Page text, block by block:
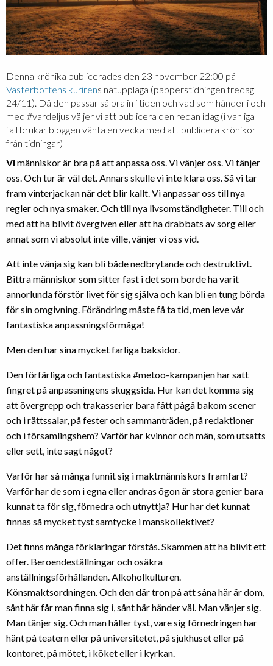
Denna krönika publicerades den 23 november 22:00 på
Västerbottens kurirens nätupplaga (papperstidningen fredag
24/11). Då den passar så bra in i tiden och vad som händer i och
med #vardeljus väljer vi att publicera den redan idag (i vanliga
fall brukar bloggen vänta en vecka med att publicera krönikor
från tidningar)
Vimänniskor är bra på att anpassa oss. Vi vänjer oss. Vi tänjer
oss. Och tur är väl det. Annars skulle vi inte klara oss. Så vi tar
fram vinterjackan när det blir kallt. Vi anpassar oss till nya
regler och nya smaker. Och till nya livsomständigheter. Till och
med att ha blivit övergiven eller att ha drabbats av sorg eller
annat som vi absolut inte ville, vänjer vi oss vid.
Att inte vänja sig kan bli både nedbrytande och destruktivt.
Bittra människor som sitter fast i det som borde ha varit
annorlunda förstör livet för sig själva och kan bli en tung börda
för sin omgivning. Förändring måste få ta tid, men leve vår
fantastiska anpassningsförmåga!
Men den har sina mycket farliga baksidor.
Den förfärliga och fantastiska #metoo-kampanjen har satt
fingret på anpassningens skuggsida. Hur kan det komma sig
att övergrepp och trakasserier bara fått pågå bakom scener
och i rättssalar, på fester och sammanträden, på redaktioner
och i församlingshem? Varför har kvinnor och män, som utsatts
eller sett, inte sagt något?
Varför har så många funnit sig i maktmänniskors framfart?
Varför har de som i egna eller andras ögon är stora genier bara
kunnat ta för sig, förnedra och utnyttja? Hur har det kunnat
finnas så mycket tyst samtycke i manskollektivet?
Det finns många förklaringar förstås. Skammen att ha blivit ett
offer. Beroendeställningar och osäkra
anställningsförhållanden. Alkoholkulturen.
Könsmaktsordningen. Och den där tron på att såna här är dom,
sånt här får man finna sig i, sånt här händer väl. Man vänjer sig.
Man tänjer sig. Och man håller tyst, vare sig förnedringen har
hänt på teatern eller på universitetet, på sjukhuset eller på
kontoret, på mötet, i köket eller i kyrkan.